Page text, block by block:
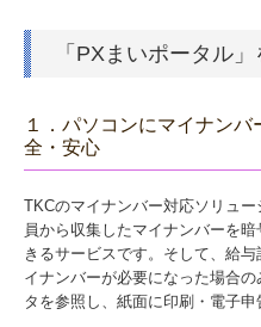
「PXまいポータル
１．パソコンにマイナン
全・安心
TKCのマイナンバー対応ソリュ
員から収集したマイナンバーを
きるサービスです。そして、給
イナンバーが必要になった場合
タを参照し、紙面に印刷・電子申